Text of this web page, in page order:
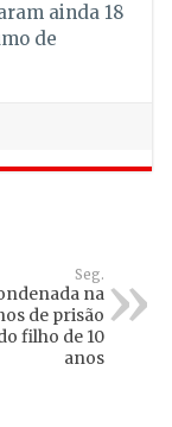
ainda 18
de
Seg.
na
de prisão
filho de 10
anos